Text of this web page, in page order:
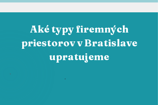
Aké typy firemných
priestorov v Bratislave
upratujeme